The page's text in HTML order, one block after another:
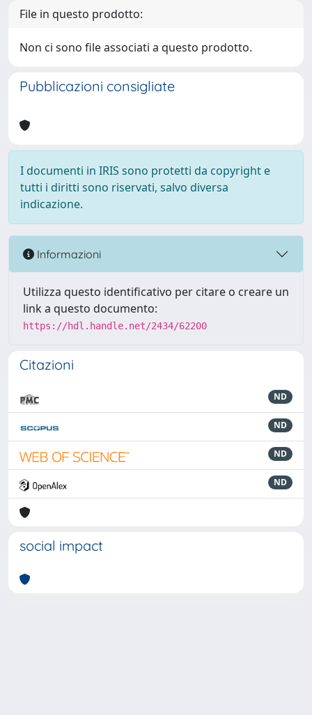
File in questo prodotto:
Non ci sono file associati a questo prodotto.
Pubblicazioni consigliate
I documenti in IRIS sono protetti da copyright e
tutti i diritti sono riservati, salvo diversa
indicazione.
Informazioni
Utilizza questo identificativo per citare o creare un
link a questo documento:
https://hdl.handle.net/2434/62200
Citazioni
ND
ND
ND
ND
social impact